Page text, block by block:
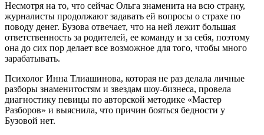
Несмотря на то, что сейчас Ольга знаменита на всю страну,
журналисты продолжают задавать ей вопросы о страхе по
поводу денег. Бузова отвечает, что на ней лежит большая
ответственность за родителей, ее команду и за себя, поэтому
она до сих пор делает все возможное для того, чтобы много
зарабатывать.
Психолог Инна Тлиашинова, которая не раз делала личные
разборы знаменитостям и звездам шоу-бизнеса, провела
диагностику певицы по авторской методике «Мастер
Разборов» и выяснила, что причин бояться бедности у
Бузовой нет.